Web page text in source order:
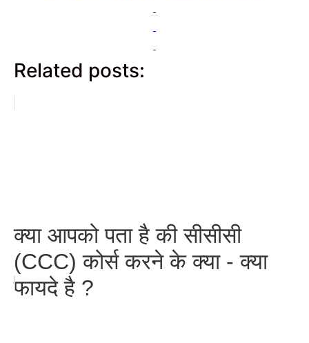
Related posts:
क्या आपको पता है की सीसीसी
(CCC) कोर्स करने के क्या - क्या
फायदे है ?